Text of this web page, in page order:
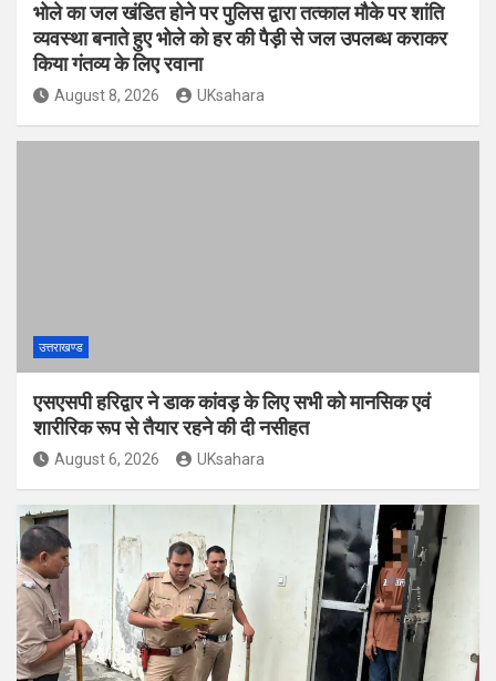
भोले का जल खंडित होने पर पुलिस द्वारा तत्काल मौके पर शांति
व्यवस्था बनाते हुए भोले को हर की पैड़ी से जल उपलब्ध कराकर
किया गंतव्य के लिए रवाना
August 8, 2026 UKsahara
उत्तराखण्ड
एसएसपी हरिद्वार ने डाक कांवड़ के लिए सभी को मानसिक एवं
शारीरिक रूप से तैयार रहने की दी नसीहत
August 6, 2026 UKsahara